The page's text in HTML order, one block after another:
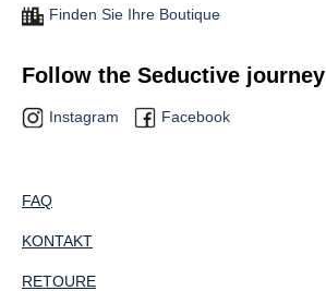
Finden Sie Ihre Boutique
Follow the Seductive journey
Instagram Facebook
FAQ
KONTAKT
RETOURE